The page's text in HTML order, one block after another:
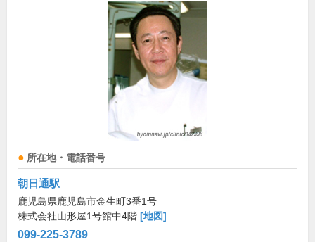
所在地・電話番号
朝日通駅
鹿児島県鹿児島市金生町3番1号
株式会社山形屋1号館中4階 [地図]
099-225-3789